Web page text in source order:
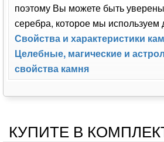
поэтому Вы можете быть
серебра, которое мы используем
Свойства и характеристики
Целебные, магические и
свойства камня
КУПИТЕ В